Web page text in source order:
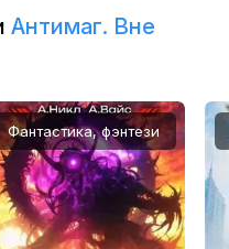
Антимаг. Вне
Фантастика, фэнтези